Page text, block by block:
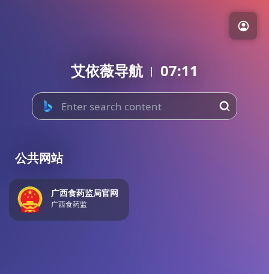
艾依薇导航 | 07:11
公共网站
广西食药监局官网
广西食药监